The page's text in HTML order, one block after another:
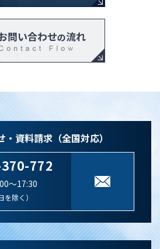
・資料請求（全国対応）
772
～17:30
を除く）